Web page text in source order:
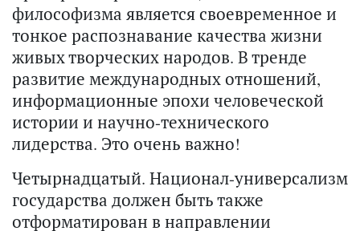
философизма является своевременное и
тонкое распознавание качества жизни
живых творческих народов. В тренде
развитие международных отношений,
информационные эпохи человеческой
истории и научно-технического
лидерства. Это очень важно!
Четырнадцатый. Национал-универсализм
государства должен быть также
отформатирован в направлении